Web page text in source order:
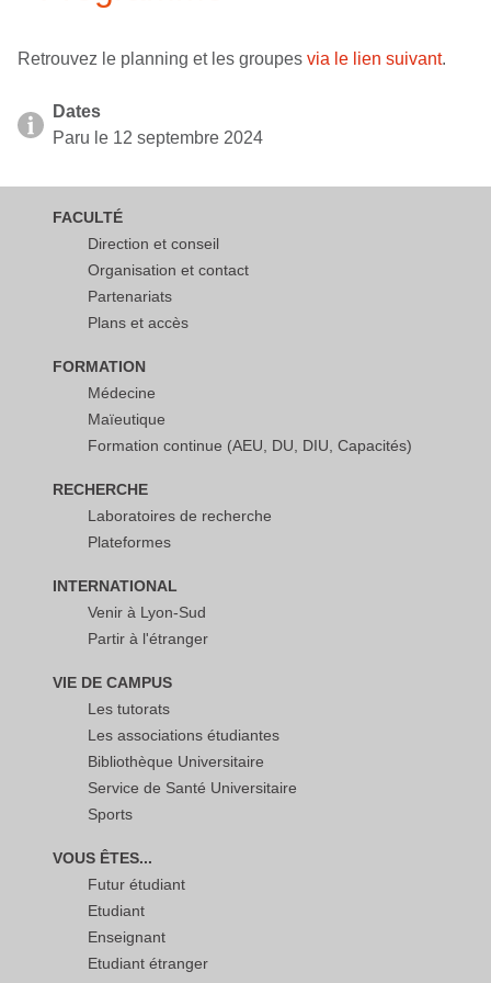
Retrouvez le planning et les groupes via le lien suivant.
Dates
Paru le 12 septembre 2024
FACULTÉ
Direction et conseil
Organisation et contact
Partenariats
Plans et accès
FORMATION
Médecine
Maïeutique
Formation continue (AEU, DU, DIU, Capacités)
RECHERCHE
Laboratoires de recherche
Plateformes
INTERNATIONAL
Venir à Lyon-Sud
Partir à l'étranger
VIE DE CAMPUS
Les tutorats
Les associations étudiantes
Bibliothèque Universitaire
Service de Santé Universitaire
Sports
VOUS ÊTES...
Futur étudiant
Etudiant
Enseignant
Etudiant étranger